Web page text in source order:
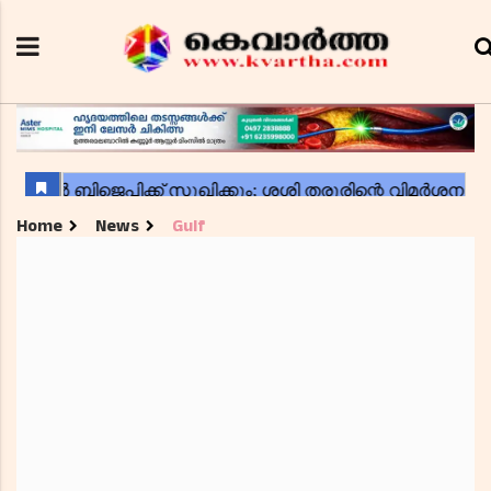
Home News Gulf